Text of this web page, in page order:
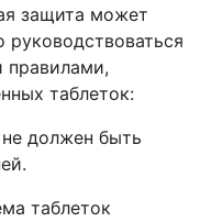
защита может
таблеток:
должен быть
таблеток